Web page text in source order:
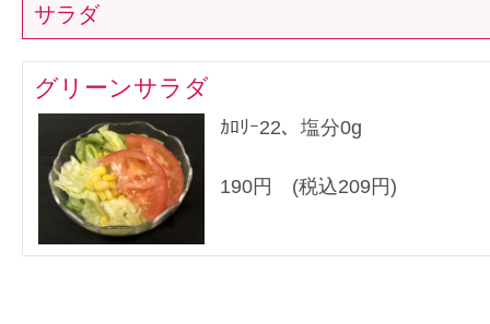
サラダ
グリーンサラダ
ｶﾛﾘｰ22、塩分0g
190円 (税込209円)